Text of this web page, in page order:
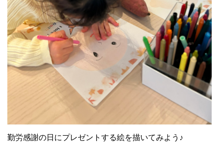
勤労感謝の日にプレゼントする絵を描いてみよう♪